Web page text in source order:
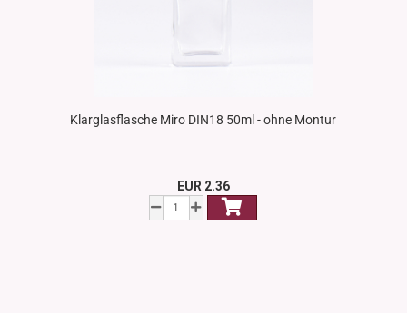
Klarglasflasche Miro DIN18 50ml - ohne Montur
EUR 2.36